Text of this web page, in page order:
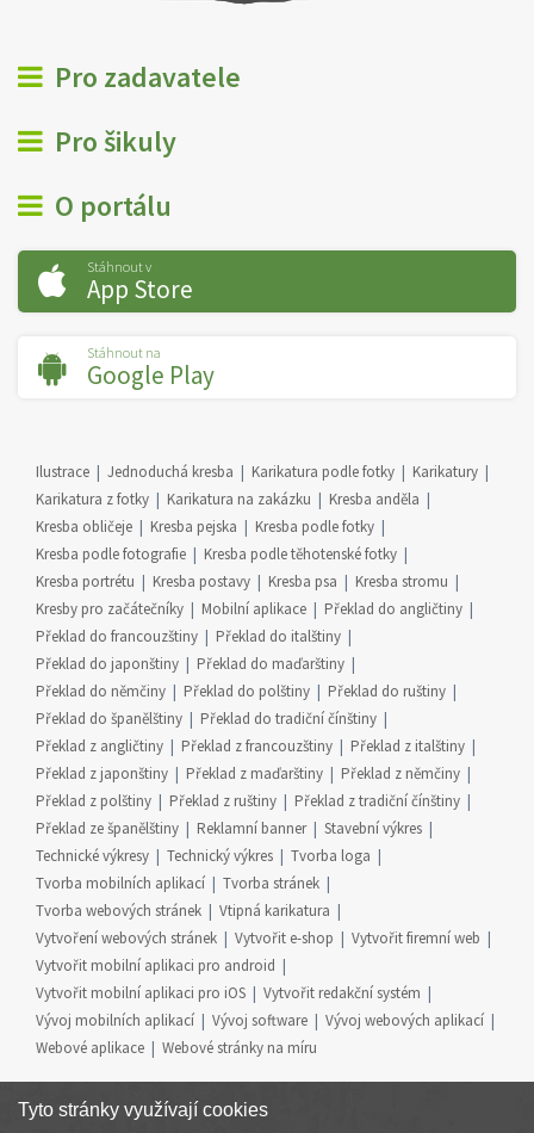
Pro zadavatele
Pro šikuly
O portálu
Stáhnout v
App Store
Stáhnout na
Google Play
Ilustrace Jednoduchá kresba Karikatura podle fotky
Karikatury
Karikatura z fotky
Karikatura na zakázku
Kresba anděla
Kresba obličeje
Kresba pejska
Kresba podle fotky
Kresba podle fotografie
Kresba podle těhotenské fotky
Kresba portrétu
Kresba postavy Kresba psa
Kresba stromu
Kresby pro začátečníky
Mobilní aplikace
Překlad do angličtiny
Překlad do francouzštiny
Překlad do italštiny
Překlad do japonštiny
Překlad do maďarštiny
Překlad do němčiny
Překlad do polštiny
Překlad do ruštiny
Překlad do španělštiny
Překlad do tradiční čínštiny
Překlad z angličtiny
Překlad z francouzštiny
Překlad z italštiny
Překlad z japonštiny
Překlad z maďarštiny
Překlad z němčiny
Překlad z polštiny
Překlad z ruštiny
Překlad z tradiční čínštiny
Překlad ze španělštiny
Reklamní banner
Stavební výkres
Technické výkresy
Technický výkres
Tvorba loga
Tvorba mobilních aplikací
Tvorba stránek
Tvorba webových stránek
Vtipná karikatura
Vytvoření webových stránek
Vytvořit e-shop
Vytvořit firemní web
Vytvořit mobilní aplikaci pro android
Vytvořit mobilní aplikaci pro iOS
Vytvořit redakční systém
Vývoj mobilních aplikací
Vývoj software
Vývoj webových aplikací
Webové aplikace
Webové stránky na míru
Tyto stránky využívají cookies